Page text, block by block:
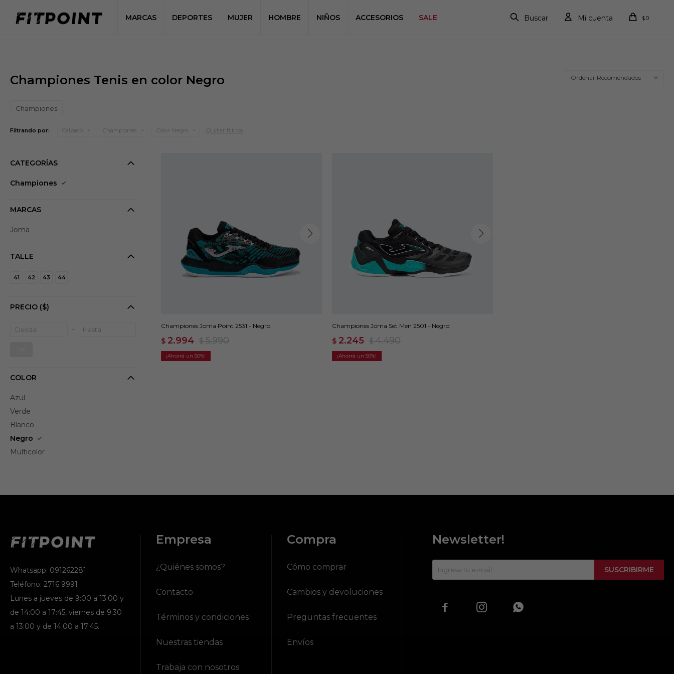
MARCAS DEPORTES MUJER HOMBRE NIÑOS ACCESORIOS SALE $0
Championes Tenis en color Negro Recomendados
Championes
Filtrando por: Calzado Championes Color: Negro Quitar filtros
Championes Joma Point 2531 - Negro
$ 2.994 $ 5.990
50
Championes Joma Set Men 2501 - Negro
$ 2.245 $ 4.490
50
CATEGORÍAS
Championes
MARCAS
Joma
TALLE
41 42 43 44
PRECIO ($)
COLOR
Azul
Verde
Blanco
Negro
Multicolor
Whatsapp: 091262281
Teléfono: 2716 9991
Lunes a jueves de 9:00 a 13:00 y
de 14:00 a 17:45, viernes de 9:30
a 13:00 y de 14:00 a 17:45.
Empresa
¿Quiénes somos?
Contacto
Términos y condiciones
Nuestras tiendas
Trabaja con nosotros
Compra
Cómo comprar
Cambios y devoluciones
Preguntas frecuentes
Envíos
Newsletter!
SUSCRIBIRME
  